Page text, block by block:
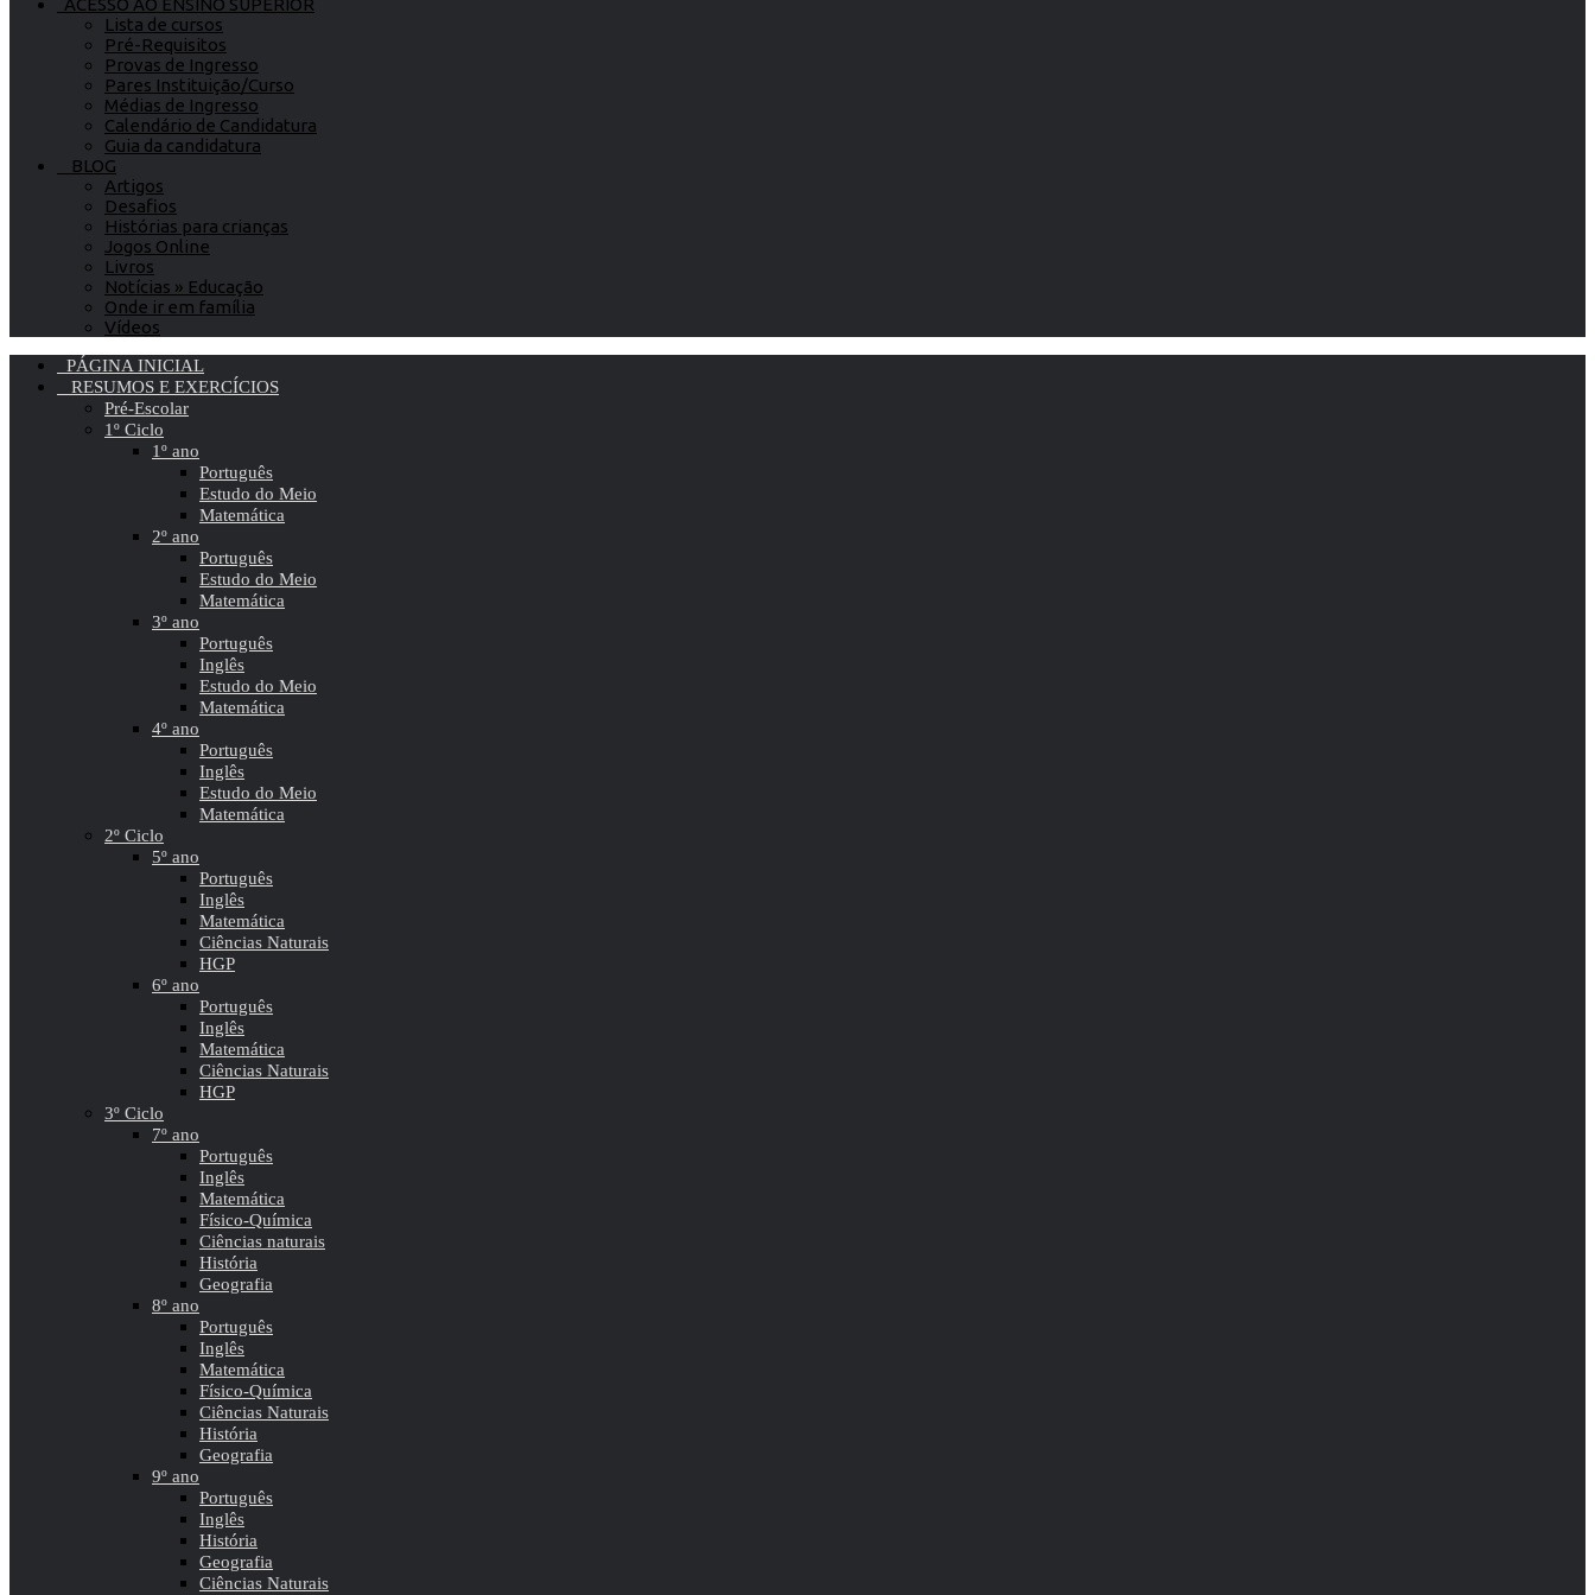
ACESSO AO ENSINO SUPERIOR
Lista de cursos
Pré-Requisitos
Provas de Ingresso
Pares Instituição/Curso
Médias de Ingresso
Calendário de Candidatura
Guia da candidatura
BLOG
Artigos
Desafios
Histórias para crianças
Jogos Online
Livros
Notícias » Educação
Onde ir em família
Vídeos
PÁGINA INICIAL
RESUMOS E EXERCÍCIOS
Pré-Escolar
1º Ciclo
1º ano
Português
Estudo do Meio
Matemática
2º ano
Português
Estudo do Meio
Matemática
3º ano
Português
Inglês
Estudo do Meio
Matemática
4º ano
Português
Inglês
Estudo do Meio
Matemática
2º Ciclo
5º ano
Português
Inglês
Matemática
Ciências Naturais
HGP
6º ano
Português
Inglês
Matemática
Ciências Naturais
HGP
3º Ciclo
7º ano
Português
Inglês
Matemática
Físico-Química
Ciências naturais
História
Geografia
8º ano
Português
Inglês
Matemática
Físico-Química
Ciências Naturais
História
Geografia
9º ano
Português
Inglês
História
Geografia
Ciências Naturais